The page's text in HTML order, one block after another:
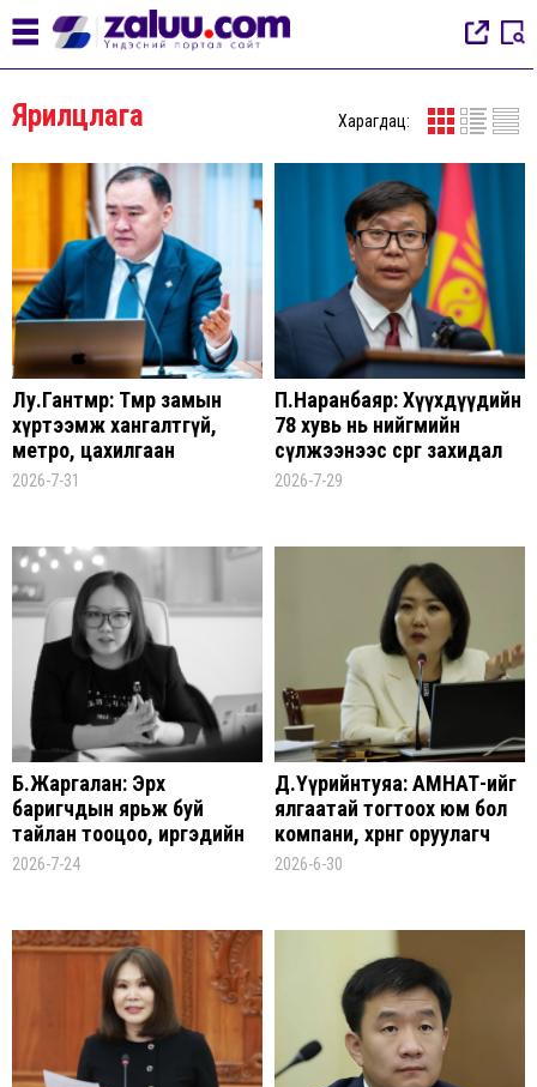
Ярилцлага Харагдац:
Лу.Гантөмөр: Төмөр замын
хүртээмж хангалтгүй,
метро, цахилгаан
тээврийн системгүй
амьдрах боломжгүй
болсон
2026-7-31
П.Наранбаяр: Хүүхдүүдийн
78 хувь нь нийгмийн
сүлжээнээс сөрөг захидал
авч байсан гэж хариулсан
2026-7-29
Б.Жаргалан: Эрх
баригчдын ярьж буй
тайлан тооцоо, иргэдийн
мэдэрч байгаа бодит
2026-7-24
Д.Үүрийнтуяа: АМНАТ-ийг
ялгаатай тогтоох юм бол
компани, хөрөнгө оруулагч
бүрд зориулсан хуультай
2026-6-30